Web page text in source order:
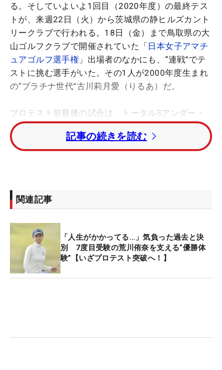
る。そしていよいよ1回目（2020年度）の最終テス
トが、来週22日（火）から茨城県の静ヒルズカント
リークラブで行われる。18日（金）まで鳥取県の大
山ゴルフクラブで開催されていた「日本女子アマチ
ュアゴルフ選手権 」出場者のなかにも、“連戦”でテ
ストに挑む選手がいた。その1人が2000年度生まれ
の“プラチナ世代”古川莉月愛（りるあ）だ。
プロテスト前最後の試合は、トータル3アンダー・
10位タイと見事トップ10入り。古川は、いい形で大
一番を迎えることになる。「アイアンショットはよ
かったけど、ティショットが曲がるときがありまし
の4日間を振り返ったが、ここからは今までやって
きたことを強く信じるのみだ。
プロテストは、2年前の19年に初挑戦。しかし結果
は2次予選で敗退した。「ビビッてましたし、シン
プルに下手だった。いろいろ違いましたね」と、当
時のことを振り返る。その後は地元の岐阜県をメイ
を感じている。
記事の続きを読む
関連記事
「人生がかかってる…」気負った過去と決
別 7度目受験の荒川侑奈を支える“優勝体
験”【いざプロテスト突破へ！】